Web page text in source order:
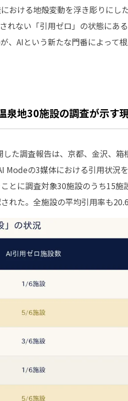
おける地殻変動を浮き彫りに
れない「引用ゼロ」の状態にあ
、AIという新たな門番によって
泉地30施設の調査が示す
た調査報告は、京都、金沢、
の3媒体における引用状況
とに調査対象30施設のうち15
れた。全施設の平均引用率も